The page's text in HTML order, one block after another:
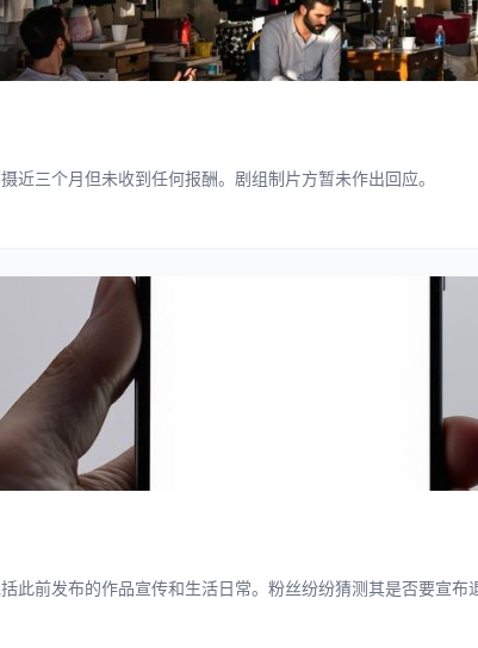
三个月但未收到任何报酬。剧组制片方暂未作出回应。
此前发布的作品宣传和生活日常。粉丝纷纷猜测其是否要宣布